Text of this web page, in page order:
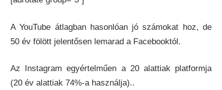
A YouTube átlagban hasonlóan jó számokat hoz, de
50 év fölött jelentősen lemarad a Facebooktól.
Az Instagram egyértelműen a 20 alattiak platformja
(20 év alattiak 74%-a használja)..